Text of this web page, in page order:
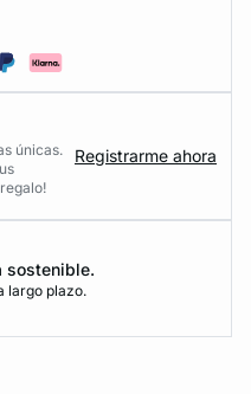
únicas.
Registrarme ahora
sostenible.
largo plazo.